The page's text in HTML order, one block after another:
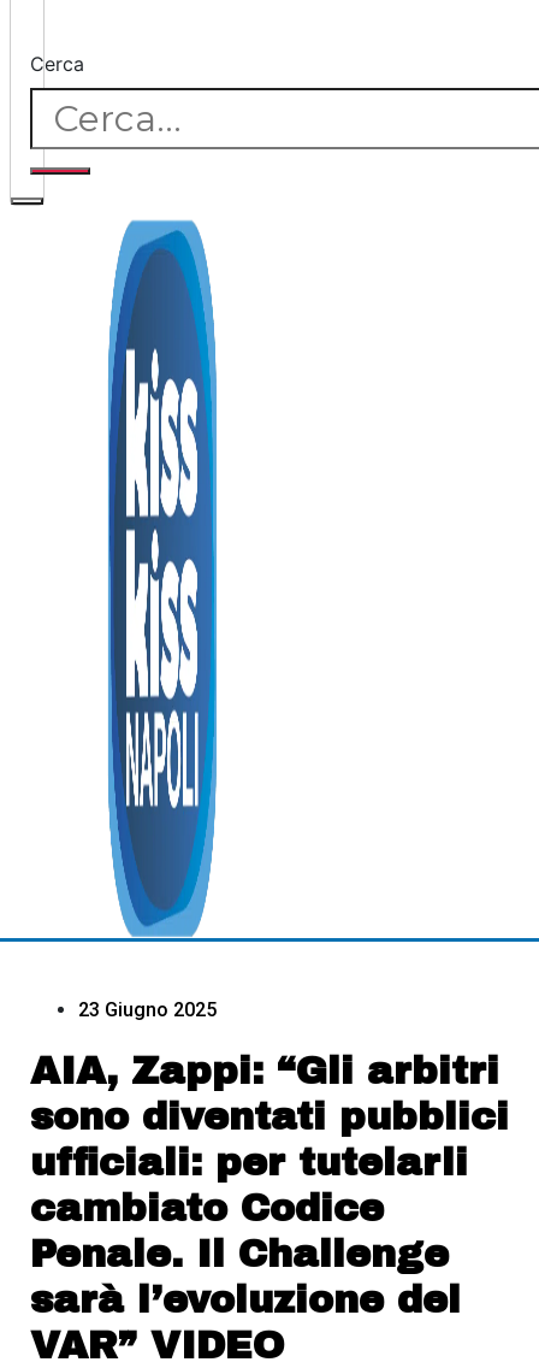
Cerca
23 Giugno 2025
AIA, Zappi: “Gli arbitri
sono diventati pubblici
ufficiali: per tutelarli
cambiato Codice
Penale. Il Challenge
sarà l’evoluzione del
VAR” VIDEO